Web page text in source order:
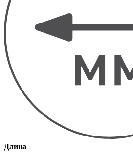
Длина